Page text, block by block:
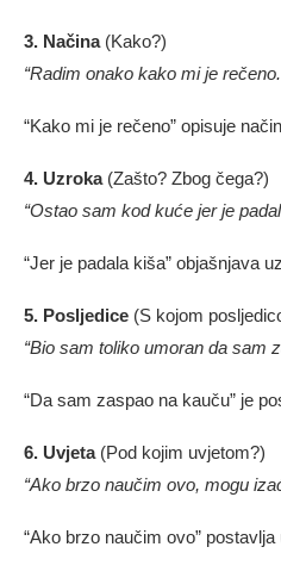
3. Načina(Kako?)
“Radim onako kako mi je
“Kako mi je rečeno” opisuje
4. Uzroka(Zašto? Zbog čega?)
“Ostao sam kod kuće jer je
“Jer je padala kiša” objašnjava
5. Posljedice (S kojom
“Bio sam toliko umoran da sam
“Da sam zaspao na kauču” je
6. Uvjeta(Pod kojim uvjetom?)
“Ako brzo naučim ovo, mogu
“Ako brzo naučim ovo” postavlja